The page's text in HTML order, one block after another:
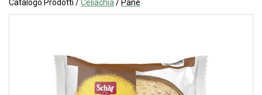
Catalogo Prodotti /Celiachia / Pane